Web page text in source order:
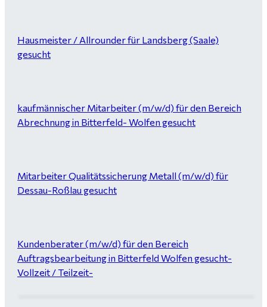
Hausmeister / Allrounder für Landsberg (Saale)
gesucht
kaufmännischer Mitarbeiter (m/w/d) für den Bereich
Abrechnung in Bitterfeld- Wolfen gesucht
Mitarbeiter Qualitätssicherung Metall (m/w/d) für
Dessau-Roßlau gesucht
Kundenberater (m/w/d) für den Bereich
Auftragsbearbeitung in Bitterfeld Wolfen gesucht-
Vollzeit / Teilzeit-